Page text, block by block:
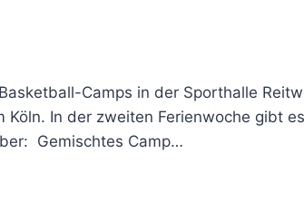
Camps in der Sporthalle
In der zweiten Ferienwoche gibt
Gemischtes Camp…